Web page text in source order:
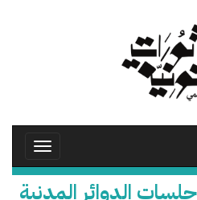
Toggle
الدوائر المدنية